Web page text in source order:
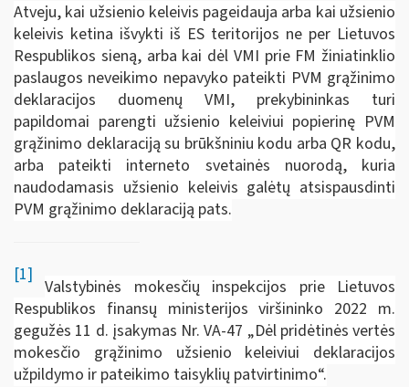
Atveju, kai užsienio keleivis pageidauja arba kai užsienio
keleivis ketina išvykti iš ES teritorijos ne per Lietuvos
Respublikos sieną, arba kai dėl VMI prie FM žiniatinklio
paslaugos neveikimo nepavyko pateikti PVM grąžinimo
deklaracijos duomenų VMI, prekybininkas turi
papildomai parengti užsienio keleiviui popierinę PVM
grąžinimo deklaraciją su brūkšniniu kodu arba QR kodu,
arba pateikti interneto svetainės nuorodą, kuria
naudodamasis užsienio keleivis galėtų atsispausdinti
PVM grąžinimo deklaraciją pats.
[1]
Valstybinės mokesčių inspekcijos prie Lietuvos
Respublikos finansų ministerijos viršininko 2022 m.
gegužės 11 d. įsakymas Nr. VA-47 „Dėl pridėtinės vertės
mokesčio grąžinimo užsienio keleiviui deklaracijos
užpildymo ir pateikimo taisyklių patvirtinimo“.